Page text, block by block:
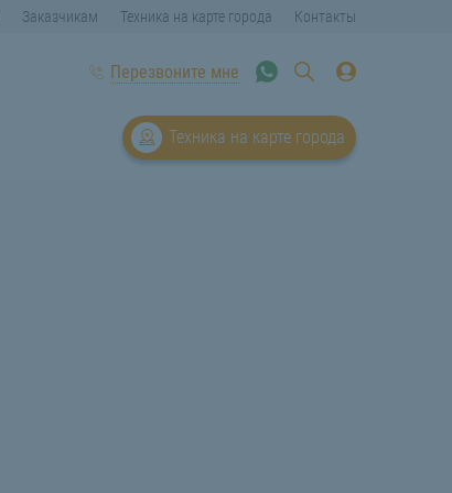
Заказчикам Техника на карте города Контакты
Перезвоните мне
Техника на карте города